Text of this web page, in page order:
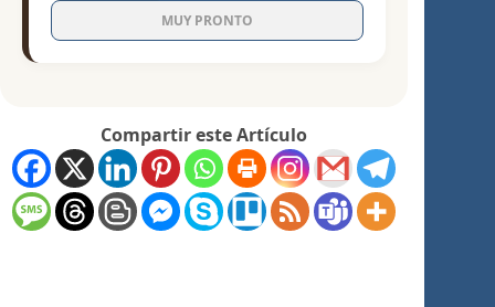
MUY PRONTO
Compartir este Artículo